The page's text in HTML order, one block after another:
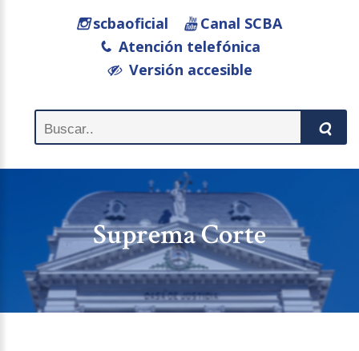
scbaoficial
Canal SCBA
Atención telefónica
Versión accesible
Suprema Corte